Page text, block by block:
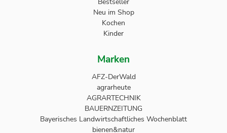
Bestseller
Neu im Shop
Kochen
Kinder
Marken
AFZ-DerWald
agrarheute
AGRARTECHNIK
BAUERNZEITUNG
Bayerisches Landwirtschaftliches Wochenblatt
bienen&natur